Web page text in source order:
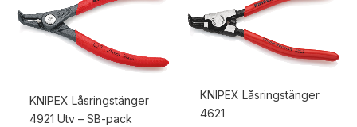
KNIPEX Låsringstänger
4921 Utv – SB-pack
364 kr455 kr
KNIPEX Låsringstänger
4621
255 kr319 kr